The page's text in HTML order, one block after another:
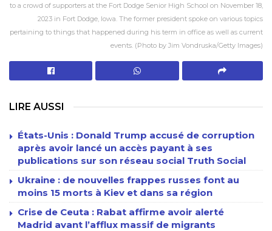
to a crowd of supporters at the Fort Dodge Senior High School on November 18,
2023 in Fort Dodge, Iowa. The former president spoke on various topics
pertaining to things that happened during his term in office as well as current
events. (Photo by Jim Vondruska/Getty Images)
LIRE AUSSI
États-Unis : Donald Trump accusé de corruption
après avoir lancé un accès payant à ses
publications sur son réseau social Truth Social
Ukraine : de nouvelles frappes russes font au
moins 15 morts à Kiev et dans sa région
Crise de Ceuta : Rabat affirme avoir alerté
Madrid avant l’afflux massif de migrants